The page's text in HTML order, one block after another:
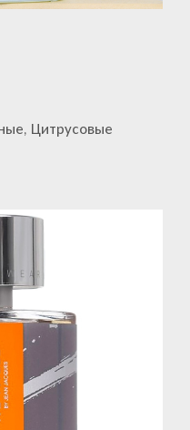
Цитрусовые